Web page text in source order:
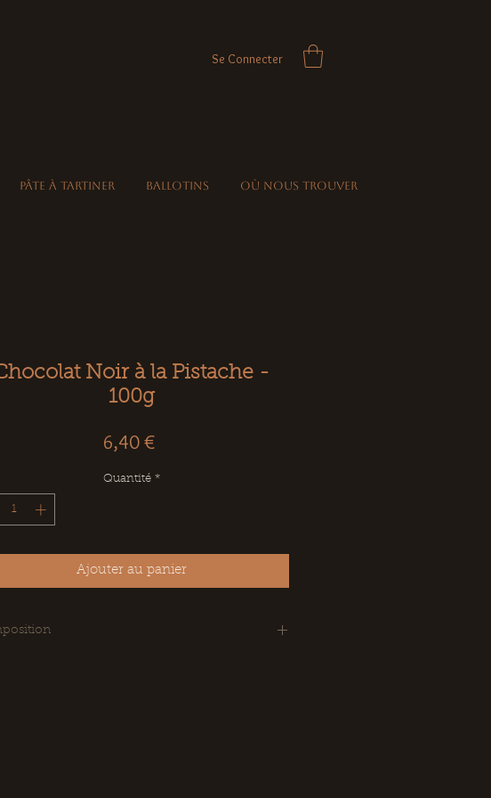
Se Connecter
Pâte à Tartiner Ballotins Où nous trouver
Noir à la Pistache -
100g
6,40 €Prix
Quantité *
Ajouter au panier